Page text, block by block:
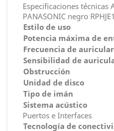
Especificaciones técnicas
PANASONIC negro
Estilo de uso
Potencia máxima de
Frecuencia de auricular
Sensibilidad de
Obstrucción
Unidad de disco
Tipo de imán
Sistema acústico
Puertos e Interfaces
Tecnología de